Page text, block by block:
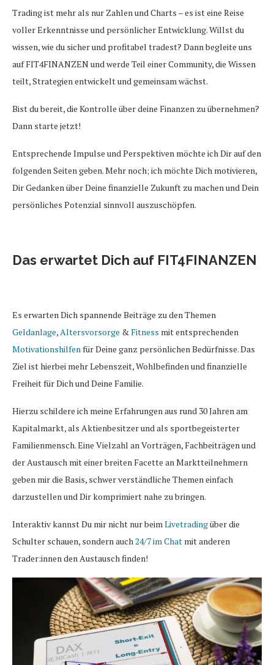
Trading ist mehr als nur Zahlen und Charts – es ist eine Reise
voller Erkenntnisse und persönlicher Entwicklung. Willst du
wissen, wie du sicher und profitabel tradest? Dann begleite uns
auf FIT4FINANZEN und werde Teil einer Community, die Wissen
teilt, Strategien entwickelt und gemeinsam wächst.
Bist du bereit, die Kontrolle über deine Finanzen zu übernehmen?
Dann starte jetzt!
Entsprechende Impulse und Perspektiven möchte ich Dir auf den
folgenden Seiten geben. Mehr noch; ich möchte Dich motivieren,
Dir Gedanken über Deine finanzielle Zukunft zu machen und Dein
persönliches Potenzial sinnvoll auszuschöpfen.
Das erwartet Dich auf FIT4FINANZEN
Es erwarten Dich spannende Beiträge zu den Themen
Geldanlage, Altersvorsorge & Fitness mit entsprechenden
Motivationshilfen für Deine ganz persönlichen Bedürfnisse. Das
Ziel ist hierbei mehr Lebenszeit, Wohlbefinden und finanzielle
Freiheit für Dich und Deine Familie.
Hierzu schildere ich meine Erfahrungen aus rund 30 Jahren am
Kapitalmarkt, als Aktienbesitzer und als sportbegeisterter
Familienmensch. Eine Vielzahl an Vorträgen, Fachbeiträgen und
der Austausch mit einer breiten Facette an Marktteilnehmern
geben mir die Basis, schwer verständliche Themen einfach
darzustellen und Dir komprimiert nahe zu bringen.
Interaktiv kannst Du mir nicht nur beim Livetradingüber die
Schulter schauen, sondern auch 24/7 im Chat mit anderen
Trader:innen den Austausch finden!